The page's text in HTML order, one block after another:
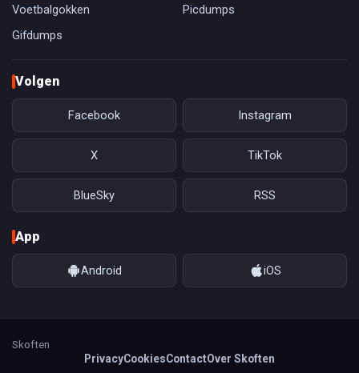
Voetbalgokken
Picdumps
Gifdumps
Volgen
Facebook Instagram
X TikTok
BlueSky RSS
App
Android iOS
Skoften
PrivacyCookiesContactOver Skoften